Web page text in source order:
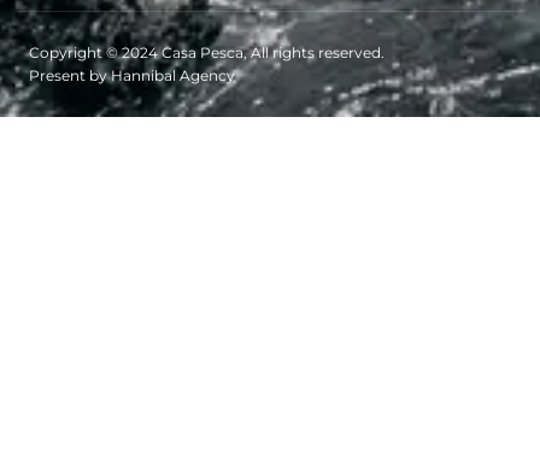
Copyright © 2024 Casa Pesca, All rights reserved.
Present by Hannibal Agency